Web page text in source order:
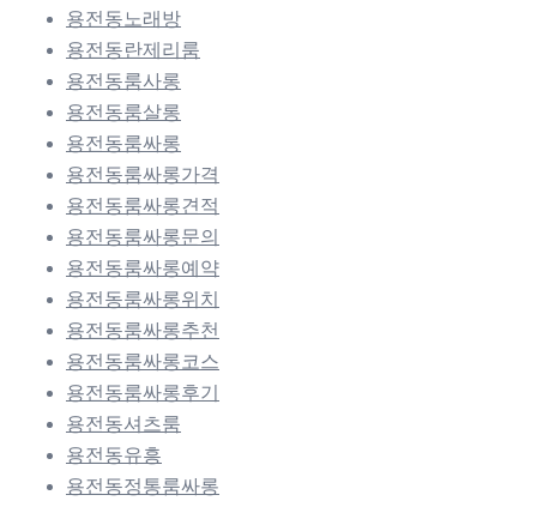
용전동노래방
용전동란제리룸
용전동룸사롱
용전동룸살롱
용전동룸싸롱
용전동룸싸롱가격
용전동룸싸롱견적
용전동룸싸롱문의
용전동룸싸롱예약
용전동룸싸롱위치
용전동룸싸롱추천
용전동룸싸롱코스
용전동룸싸롱후기
용전동셔츠룸
용전동유흥
용전동정통룸싸롱